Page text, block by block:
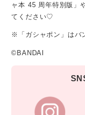
ャ本 45 周年特別版」
てください♡
※「ガシャポン」はバ
©BANDAI